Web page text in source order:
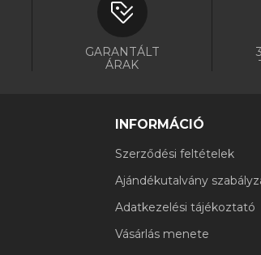
GARANTÁLT
ÁRAK
INFORMÁCIÓ
Szerződési feltételek
Ajándékutalvány
Adatkezelési tájékoztató
Vásárlás menete